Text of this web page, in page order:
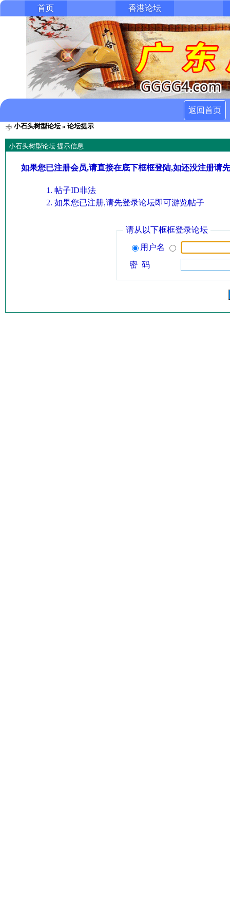
首页 香港论坛
返回首页
小石头树型论坛» 论坛提示
小石头树型论坛 提示信息
如果您已注册会员,请直接在底下框框登陆,如还没注册请
帖子ID非法
如果您已注册,请先登录论坛即可游览帖子
请从以下框框登录论坛
用户名
密 码